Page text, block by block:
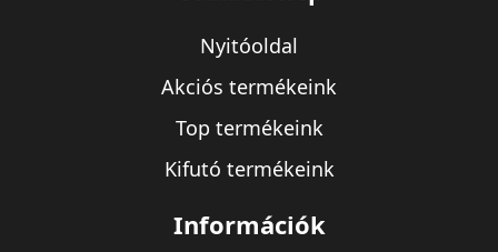
Nyitóoldal
Akciós termékeink
Top termékeink
Kifutó termékeink
Információk